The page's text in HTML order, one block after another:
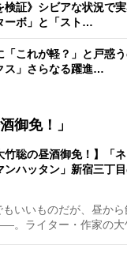
検証》シビアな状況で
ボ」と「スト…
「これが軽？」と戸惑
」さらなる躍進…
御免！」
竹聡の昼酒御免！】「
ンハッタン」新宿三丁
いいものだが、昼から
。ライター・作家の大